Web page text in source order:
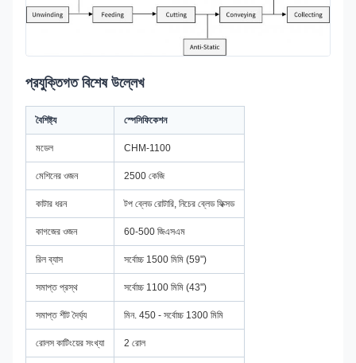
প্রযুক্তিগত বিশেষ উল্লেখ
বৈশিষ্ট্য স্পেসিফিকেশন
মডেল CHM-1100
মেশিনের ওজন 2500 কেজি
কাটার ধরন টপ ব্লেড রোটারি, নিচের ব্লেড ফিক্সড
কাগজের ওজন 60-500 জিএসএম
রিল ব্যাস সর্বোচ্চ 1500 মিমি (59")
সমাপ্ত প্রস্থ সর্বোচ্চ 1100 মিমি (43")
সমাপ্ত শীট দৈর্ঘ্য মিন. 450 - সর্বোচ্চ 1300 মিমি
রোলস কাটিংয়ের সংখ্যা 2 রোল